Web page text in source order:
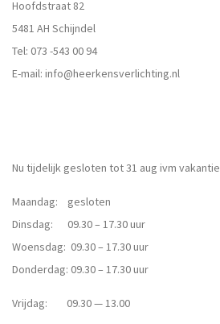
Hoofdstraat 82
5481 AH Schijndel
Tel: 073 -543 00 94
E-mail: info@heerkensverlichting.nl
Nu tijdelijk gesloten tot 31 aug ivm vakantie
Maandag: gesloten
Dinsdag: 09.30 – 17.30 uur
Woensdag: 09.30 – 17.30 uur
Donderdag: 09.30 – 17.30 uur
Vrijdag: 09.30 — 13.00